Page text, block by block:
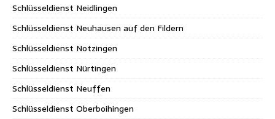
Schlüsseldienst Neidlingen
Schlüsseldienst Neuhausen auf den Fildern
Schlüsseldienst Notzingen
Schlüsseldienst Nürtingen
Schlüsseldienst Neuffen
Schlüsseldienst Oberboihingen